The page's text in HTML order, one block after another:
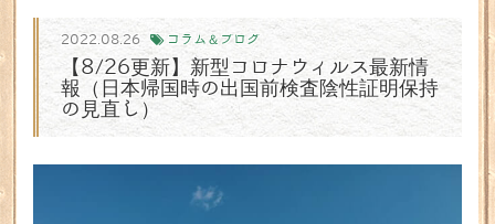
2022.08.26 コラム＆ブログ
【8/26更新】新型コロナウィルス最新情
報（日本帰国時の出国前検査陰性証明保持
の見直し）